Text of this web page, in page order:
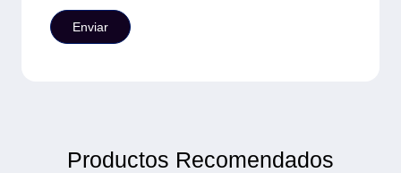
Productos Recomendados